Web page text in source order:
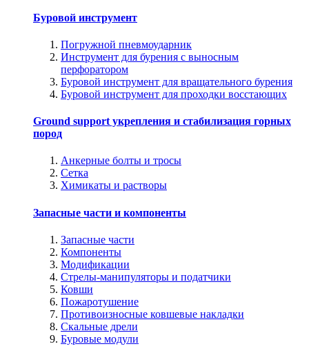
Буровой инструмент
Погружной пневмоударник
Инструмент для бурения с выносным
перфоратором
Буровой инструмент для вращательного бурения
Буровой инструмент для проходки восстающих
Ground support укрепления и стабилизация горных
пород
Анкерные болты и тросы
Сетка
Химикаты и растворы
Запасные части и компоненты
Запасные части
Компоненты
Модификации
Стрелы-манипуляторы и податчики
Ковши
Пожаротушение
Противоизносные ковшевые накладки
Скальные дрели
Буровые модули